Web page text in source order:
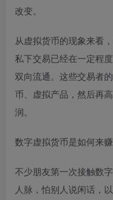
改变。
从虚拟货币的现象来看
私下交易已经在一定程
双向流通。这些交易者
币、虚拟产品，然后再
润。
数字虚拟货币是如何来
不少朋友第一次接触数
人脉，怕别人说闲话，